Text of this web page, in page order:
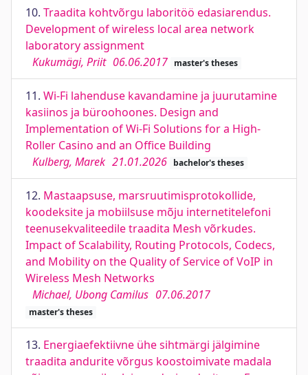
10. Traadita kohtvõrgu laboritöö edasiarendus.
Development of wireless local area network
laboratory assignment
Kukumägi, Priit 06.06.2017 master's theses
11. Wi-Fi lahenduse kavandamine ja juurutamine
kasiinos ja büroohoones. Design and
Implementation of Wi-Fi Solutions for a High-
Roller Casino and an Office Building
Kulberg, Marek 21.01.2026 bachelor's theses
12. Mastaapsuse, marsruutimisprotokollide,
koodeksite ja mobiilsuse mõju internetitelefoni
teenusekvaliteedile traadita Mesh võrkudes.
Impact of Scalability, Routing Protocols, Codecs,
and Mobility on the Quality of Service of VoIP in
Wireless Mesh Networks
Michael, Ubong Camilus 07.06.2017
master's theses
13. Energiaefektiivne ühe sihtmärgi jälgimine
traadita andurite võrgus koostoimivate madala